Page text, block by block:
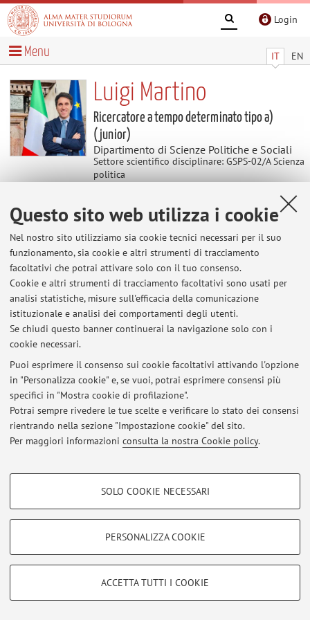
Questo sito web utilizza i cookie
Nel nostro sito utilizziamo sia cookie tecnici necessari per il suo
funzionamento, sia cookie e altri strumenti di tracciamento
facoltativi che potrai attivare solo con il tuo consenso.
Cookie e altri strumenti di tracciamento facoltativi sono usati per
analisi statistiche, misure sull'efficacia della comunicazione
istituzionale e analisi dei comportamenti degli utenti.
Se chiudi questo banner continuerai la navigazione solo con i
cookie necessari.
Puoi esprimere il consenso sui cookie facoltativi attivando l'opzione
in "Personalizza cookie" e, se vuoi, potrai esprimere consensi più
specifici in "Mostra cookie di profilazione".
Potrai sempre rivedere le tue scelte e verificare lo stato dei consensi
rientrando nella sezione "Impostazione cookie" del sito.
Per maggiori informazioni consulta la nostra Cookie policy.
COOKIE DI PROFILAZIONE - FACOLTATIVI
COOKIE TECNICI - NECESSARI
Si tratta di cookie tecnici utilizzati, a titolo esemplificativo, per il corretto
SOLO COOKIE NECESSARI
PERSONALIZZA COOKIE
ACCETTA TUTTI I COOKIE
Login
IT EN
Menu
Luigi Martino
Ricercatore a tempo determinato tipo a)
(junior)
Dipartimento di Scienze Politiche e Sociali
Settore scientifico disciplinare: GSPS-02/A Scienza
politica
Avvisi
Al momento non sono presenti avvisi.
Area riservata
Accedi tramiteloginper gestire tutti i contenuti del sito.
© 2026 - ALMA MATER STUDIORUM - Università di Bologna - Via
Zamboni, 33 - 40126 Bologna - Partita IVA: 01131710376
Privacy|Note legali|Impostazioni Cookie